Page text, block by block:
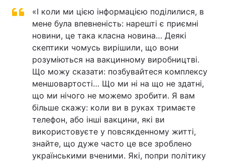
«І коли ми цією інформацією поділилися, в
мене була впевненість: нарешті є приємні
новини, це така класна новина… Деякі
скептики чомусь вирішили, що вони
розуміються на вакцинному виробництві.
Що можу сказати: позбувайтеся комплексу
меншовартості… Що ми ні на що не здатні,
що ми нічого не можемо зробити. Я вам
більше скажу: коли ви в руках тримаєте
телефон, або інші вакцини, які ви
використовуєте у повсякденному житті,
знайте, що дуже часто це все зроблено
українськими вченими. Які, попри політику